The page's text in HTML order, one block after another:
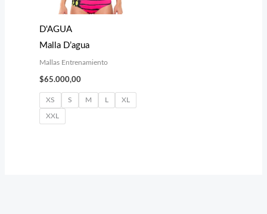
D'AGUA
Malla D’agua
Mallas Entrenamiento
$65.000,00
XS S M L XL
XXL